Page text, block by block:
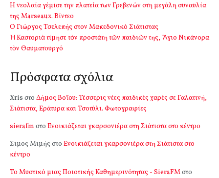
Η νεολαία γέμισε την πλατεία των Γρεβενών στη μεγάλη συναυλία
της Marseaux. Βίντεο
Ο Γιώργος Τσελεπής στον Μακεδονικό Σιάτιστας
Ἡ Καστοριὰ τίμησε τὸν προστάτη τῶν παιδιῶν της, Ἅγιο Νικάνορα
τὸν Θαυματουργό
Πρόσφατα σχόλια
Xris στο Δήμος Βοΐου: Τέσσερις νέες παιδικές χαρές σε Γαλατινή,
Σιάτιστα, Εράτυρα και Τσοτύλι. Φωτογραφίες
sierafm στο Ενοικιάζεται γκαρσονιέρα στη Σιάτιστα στο κέντρο
Σιμος Μιμής στο Ενοικιάζεται γκαρσονιέρα στη Σιάτιστα στο
κέντρο
Το Μυστικό μιας Ποιοτικής Καθημερινότητας - SieraFMστο